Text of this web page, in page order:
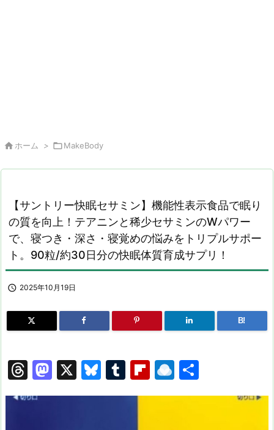
 ホーム > MakeBody
【サントリー快眠セサミン】機能性表示食品で眠り
の質を向上！テアニンと稀少セサミンのWパワー
で、寝つき・深さ・寝覚めの悩みをトリプルサポー
ト。90粒/約30日分の快眠体質育成サプリ！
 2025年10月19日
B!
T
e
M X
Bl T
Fl R